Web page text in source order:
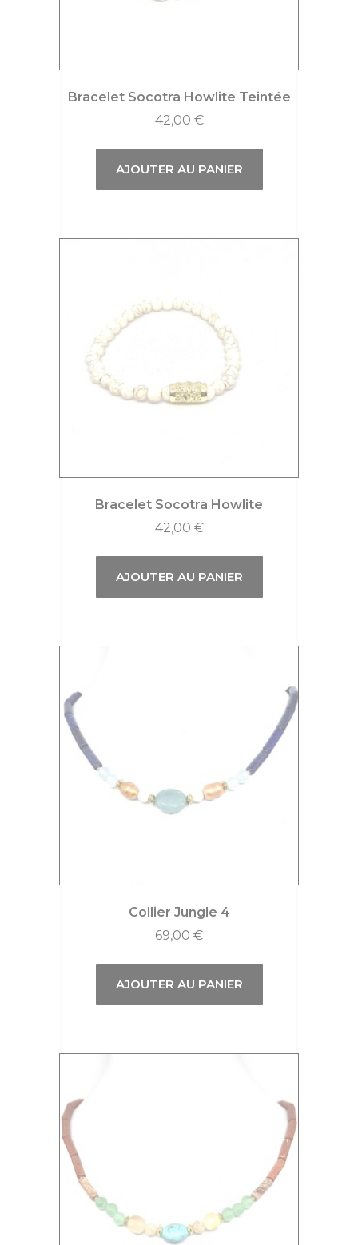
Bracelet Socotra Howlite Teintée
42,00 €
AJOUTER AU PANIER
Bracelet Socotra Howlite
42,00 €
AJOUTER AU PANIER
Collier Jungle 4
69,00 €
AJOUTER AU PANIER